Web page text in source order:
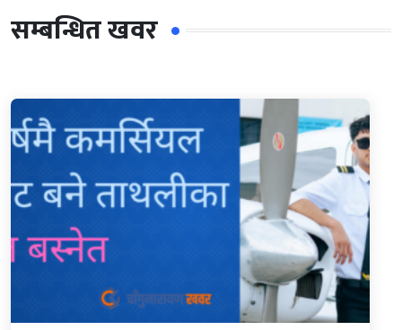
सम्बन्धित खवर